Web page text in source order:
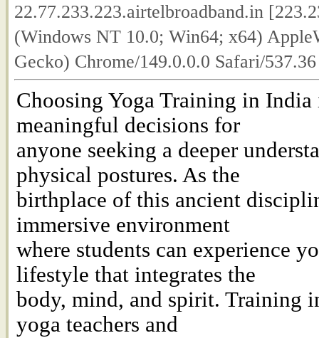
22.77.233.223.airtelbroadband.in
(Windows NT 10.0; Win64; x64)
Gecko) Chrome/149.0.0.0 Safari/
Choosing Yoga Training in India
meaningful decisions for
anyone seeking a deeper
physical postures. As the
birthplace of this ancient
immersive environment
where students can experience
lifestyle that integrates the
body, mind, and spirit. Training
yoga teachers and